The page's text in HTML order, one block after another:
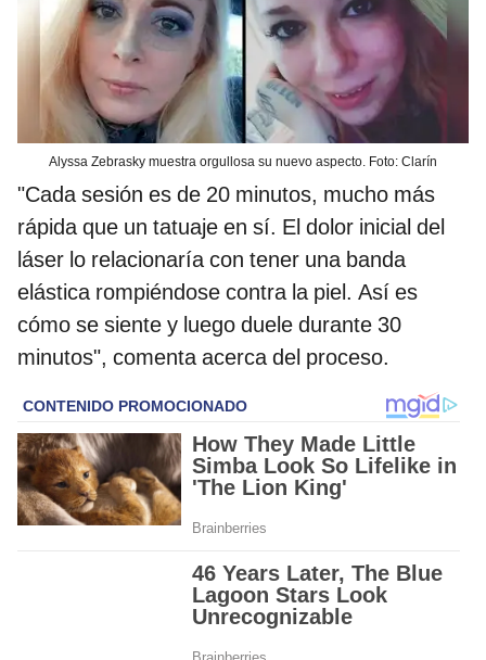
Alyssa Zebrasky muestra orgullosa su nuevo aspecto. Foto: Clarín
"Cada sesión es de 20 minutos, mucho más
rápida que un tatuaje en sí. El dolor inicial del
láser lo relacionaría con tener una banda
elástica rompiéndose contra la piel. Así es
cómo se siente y luego duele durante 30
minutos", comenta acerca del proceso.